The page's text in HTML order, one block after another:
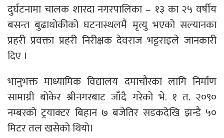
दुर्घटनामा चालक शारदा नगरपालिका – १३ का २५ वर्षीय
बसन्त बुढाथोकीको घटनास्थलमै मृत्यु भएको सल्यानका
प्रहरी प्रवक्ता प्रहरी निरीक्षक देवराज भट्टराइले जानकारी
दिए ।
भानुभक्त माध्यामिक विद्यालय दमाचौरका लागि निर्माण
सामाग्री बोकेर श्रीनगरबाट जाँदै गरेको भे. १ त. २०९०
नम्बरको ट्रयाक्टर बिहान ७ बजेतिर सडकदेखि झन्डै ५०
मिटर तल खसेको थियो।